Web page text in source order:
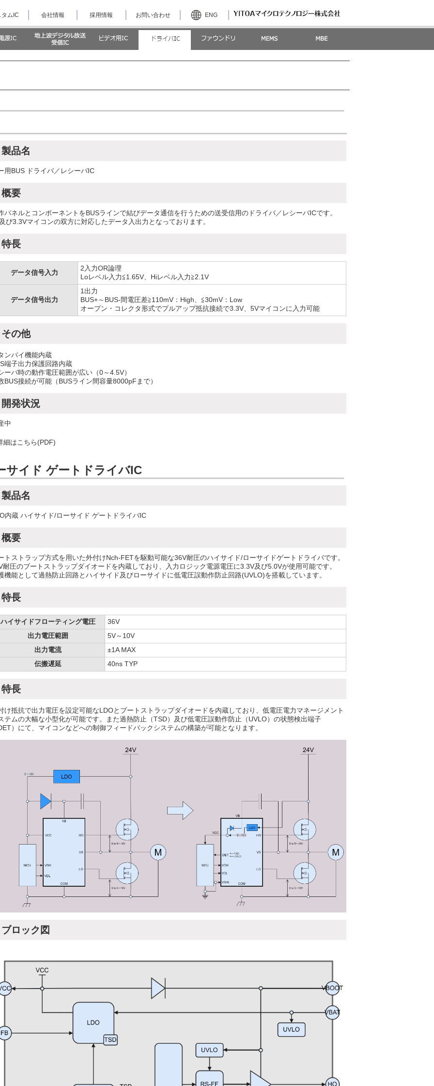
タムIC 会社情報 採用情報 お問い合わせ ENG
製品名
用BUS ドライバ／レシーバIC
概要
パネルとコンポーネントをBUSラインで結びデータ通信を行うための送受信用のドライバ／レシーバICです。
び3.3Vマイコンの双方に対応したデータ入出力となっております。
特長
データ信号入力
2入力OR論理
Loレベル入力≦1.65V、Hiレベル入力≧2.1V
データ信号出力
1出力
BUS+～BUS-間電圧差≧110mV：High、≦30mV：Low
オープン・コレクタ形式でプルアップ抵抗接続で3.3V、5Vマイコンに入力可能
その他
ンバイ機能内蔵
端子出力保護回路内蔵
ーバ時の動作電圧範囲が広い（0～4.5V）
BUS接続が可能（BUSライン間容量8000pFまで）
開発状況
中
細はこちら(PDF)
サイド ゲートドライバIC
製品名
内蔵 ハイサイド/ローサイド ゲートドライバIC
概要
トストラップ方式を用いた外付けNch-FETを駆動可能な36V耐圧のハイサイド/ローサイドゲートドライバです。
耐圧のブートストラップダイオードを内蔵しており、入力ロジック電源電圧に3.3V及び5.0Vが使用可能です。
機能として過熱防止回路とハイサイド及びローサイドに低電圧誤動作防止回路(UVLO)を搭載しています。
特長
ハイサイドフローティング電圧
36V
出力電圧範囲
5V～10V
出力電流
±1A MAX
伝搬遅延
40ns TYP
特長
け抵抗で出力電圧を設定可能なLDOとブートストラップダイオードを内蔵しており、低電圧電力マネージメント
テムの大幅な小型化が可能です。また過熱防止（TSD）及び低電圧誤動作防止（UVLO）の状態検出端子
DET）にて、マイコンなどへの制御フィードバックシステムの構築が可能となります。
ブロック図